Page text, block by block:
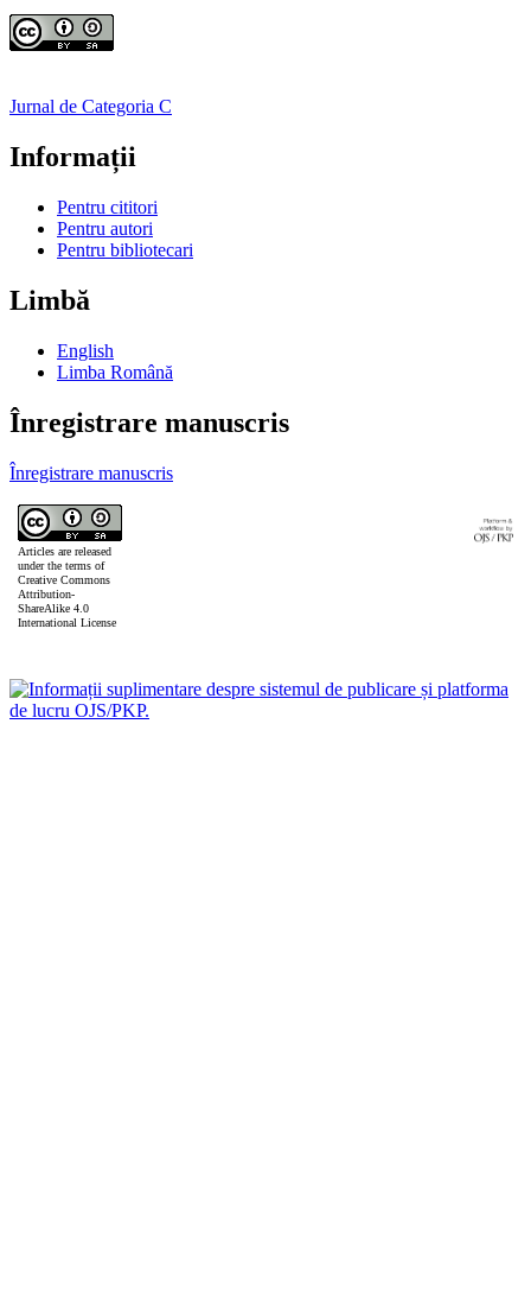
Jurnal de Categoria C
Informații
Pentru cititori
Pentru autori
Pentru bibliotecari
Limbă
English
Limba Română
Înregistrare manuscris
Înregistrare manuscris
Articles are released
under the terms of
Creative Commons
Attribution-
ShareAlike 4.0
International License